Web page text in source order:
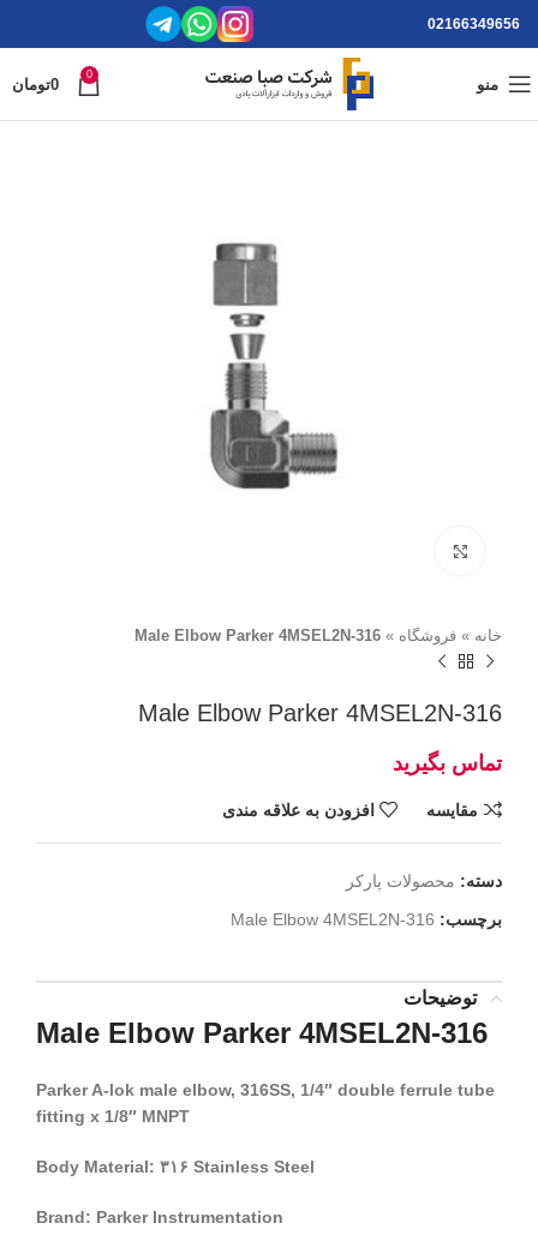
02166349656
منو
0
0تومان
خانه » فروشگاه »
Male Elbow Parker 4MSEL2N-316
Male Elbow Parker 4MSEL2N-316
مقايسه افزودن به علاقه مندی
دسته: محصولات پارکر
برچسب: Male Elbow 4MSEL2N-316
توضیحات
Male Elbow Parker 4MSEL2N-316
Parker A-lok male elbow, 316SS, 1/4″ double ferrule tube
fitting x 1/8″ MNPT
Body Material: ۳۱۶ Stainless Steel
Brand: Parker Instrumentation